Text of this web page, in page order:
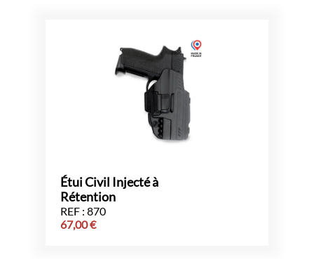
Étui Civil Injecté à
Rétention
REF : 870
67,00€